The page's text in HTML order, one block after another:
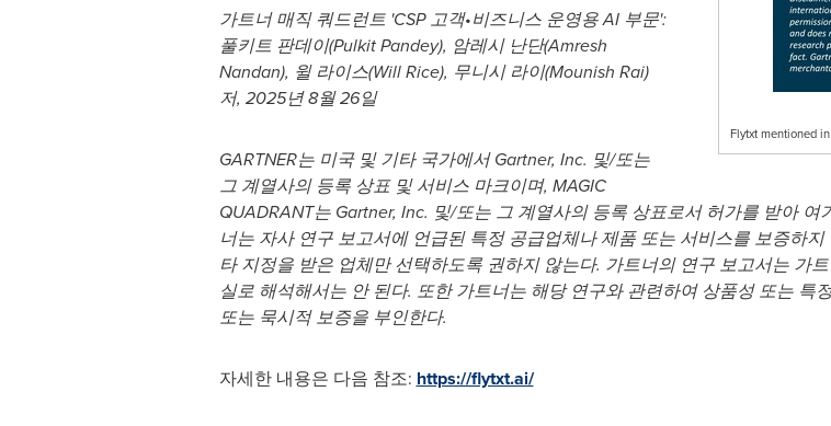
Flytxt mentioned
가트너 매직 쿼드런트 'CSP 고객•비즈니스 운영용 AI 부문':
풀키트 판데이(Pulkit Pandey), 암레시 난단(Amresh
Nandan), 윌 라이스(Will Rice), 무니시 라이(Mounish Rai)
저, 2025년 8월 26일
GARTNER는 미국 및 기타 국가에서 Gartner, Inc. 및/또는
그 계열사의 등록 상표 및 서비스 마크이며, MAGIC
QUADRANT는 Gartner, Inc. 및/또는 그 계열사의 등록 상표로서 허가를 받아
너는 자사 연구 보고서에 언급된 특정 공급업체나 제품 또는 서비스를 보증하
타 지정을 받은 업체만 선택하도록 권하지 않는다. 가트너의 연구 보고서는 가
실로 해석해서는 안 된다. 또한 가트너는 해당 연구와 관련하여 상품성 또는
또는 묵시적 보증을 부인한다.
자세한 내용은 다음 참조: https://flytxt.ai/